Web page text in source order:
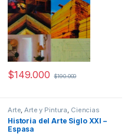
$149.000 $190.000
Arte,Arte y Pintura, Ciencias
Sociales ,Dibujo y Escultura,
Historia, Historia del Arte ,
Profesionales y tecnicos
Historia del Arte Siglo XXI –
Espasa